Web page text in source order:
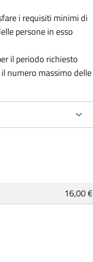
i requisiti minimi di
persone in esso
il periodo richiesto
numero massimo delle
16,00 €